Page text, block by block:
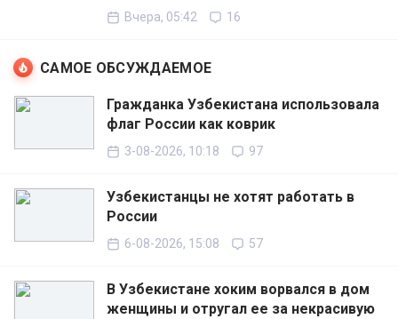
Вчера, 05:42 16
САМОЕ ОБСУЖДАЕМОЕ
Гражданка Узбекистана использовала
флаг России как коврик
3-08-2026, 10:18 97
Узбекистанцы не хотят работать в
России
6-08-2026, 15:08 57
В Узбекистане хоким ворвался в дом
женщины и отругал ее за некрасивую